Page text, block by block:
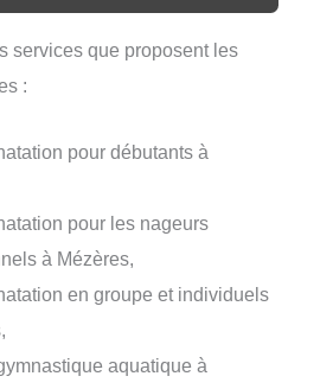
services que proposent les
:
pour débutants à
pour les nageurs
à Mézères,
en groupe et individuels
aquatique à